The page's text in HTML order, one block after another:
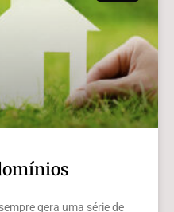
gera uma série de